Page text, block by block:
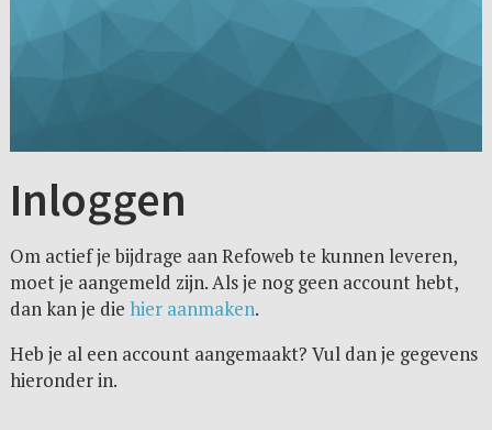
Inloggen
Om actief je bijdrage aan Refoweb te kunnen leveren,
moet je aangemeld zijn. Als je nog geen account hebt,
dan kan je die hier aanmaken.
Heb je al een account aangemaakt? Vul dan je gegevens
hieronder in.